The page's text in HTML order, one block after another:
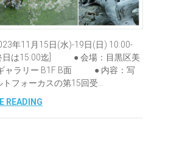
年11月15日(水)-19日(日) 10:00-
日は15:00迄] ● 会場：目黒区美
ャラリー B1F B面 ● 内容：写
フォーカスの第15回受…
READING